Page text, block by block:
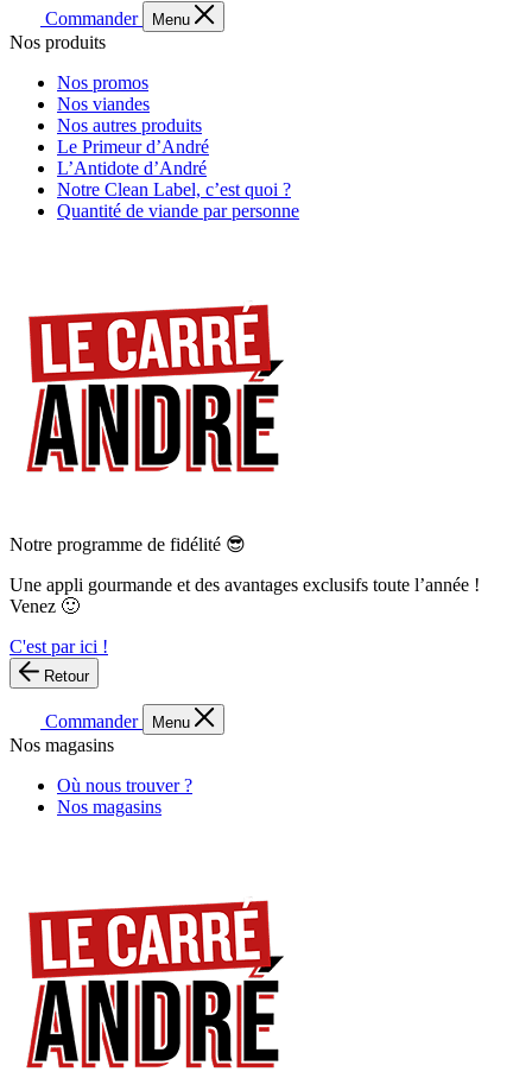
Commander Menu
Nos produits
Nos promos
Nos viandes
Nos autres produits
Le Primeur d’André
L’Antidote d’André
Notre Clean Label, c’est quoi ?
Quantité de viande par personne
Notre programme de fidélité 😎
Une appli gourmande et des avantages exclusifs toute l’année !
Venez 🙂
C'est par ici !
Retour
Commander Menu
Nos magasins
Où nous trouver ?
Nos magasins